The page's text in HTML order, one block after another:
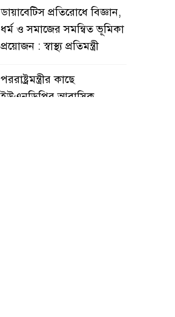
ডায়াবেটিস প্রতিরোধে বিজ্ঞান,
ধর্ম ও সমাজের সমন্বিত ভূমিকা
প্রয়োজন : স্বাস্থ্য প্রতিমন্ত্রী
পররাষ্ট্রমন্ত্রীর কা‌ছে
ইউএনডিপির আবাসিক